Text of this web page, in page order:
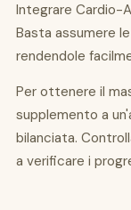
Integrare Cardio-
Basta assumere
rendendole
Per ottenere il
supplemento a
bilanciata.
a verificare i